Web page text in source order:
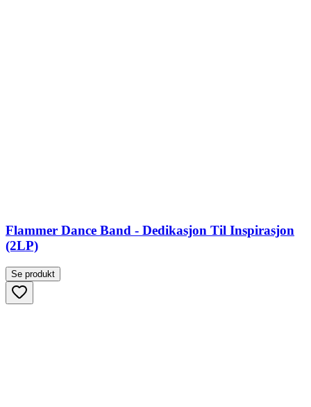
Flammer Dance Band - Dedikasjon Til Inspirasjon
(2LP)
Se produkt